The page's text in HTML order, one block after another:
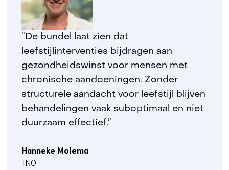
“De bundel laat zien dat
leefstijlinterventies bijdragen aan
gezondheidswinst voor mensen met
chronische aandoeningen. Zonder
structurele aandacht voor leefstijl blijven
behandelingen vaak suboptimaal en niet
duurzaam effectief.”
Hanneke Molema
TNO